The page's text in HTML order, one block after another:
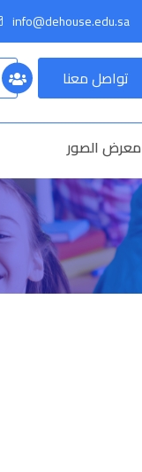
info@dehouse.edu.sa
تواصل معنا
معرض الصور